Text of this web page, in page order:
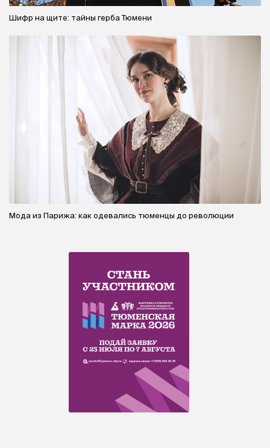
Шифр на щите: тайны герба Тюмени
Мода из Парижа: как одевались тюменцы до революции